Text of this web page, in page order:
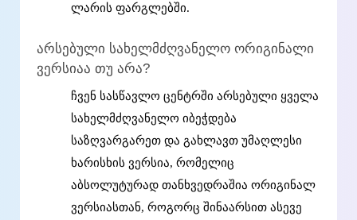
ლარის ფარგლებში.
არსებული სახელმძღვანელო ორიგინალი
ვერსიაა თუ არა?
ჩვენ სასწავლო ცენტრში არსებული ყველა
სახელმძღვანელო იბეჭდება
საზღვარგარეთ და გახლავთ უმაღლესი
ხარისხის ვერსია, რომელიც
აბსოლუტურად თანხვედრაშია ორიგინალ
ვერსიასთან, როგორც შინაარსით ასევე